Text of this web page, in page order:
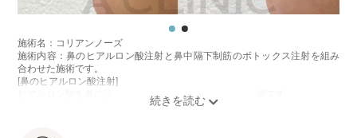
施術名：コリアンノーズ
施術内容：鼻のヒアルロン酸注射と鼻中隔下制筋のボトックス注射を組み
合わせた施術です。
[鼻のヒアルロン酸注射]
ヒアルロン酸を鼻に注入することで、鼻の形を整える施術です。
[鼻中隔下制筋のボトックス注射]